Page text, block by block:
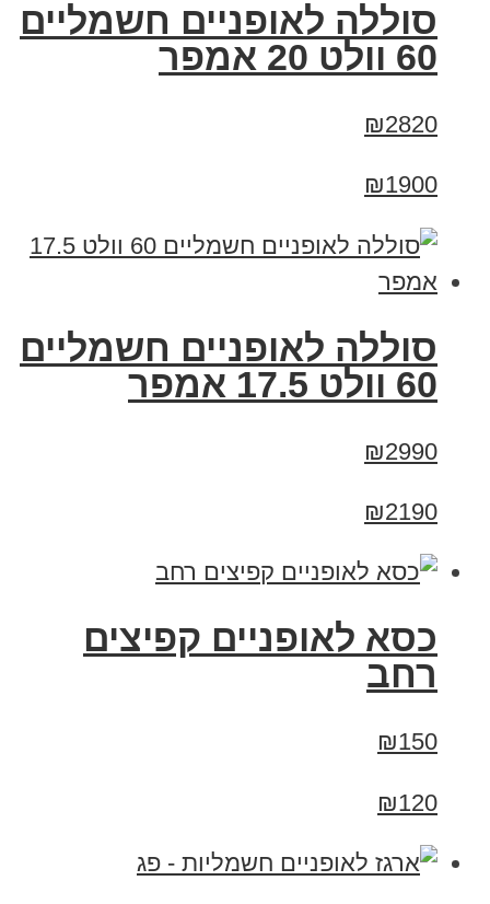
סוללה לאופניים חשמליים
60 וולט 20 אמפר
₪2820
₪1900
סוללה לאופניים חשמליים
60 וולט 17.5 אמפר
₪2990
₪2190
כסא לאופניים קפיצים
רחב
₪150
₪120